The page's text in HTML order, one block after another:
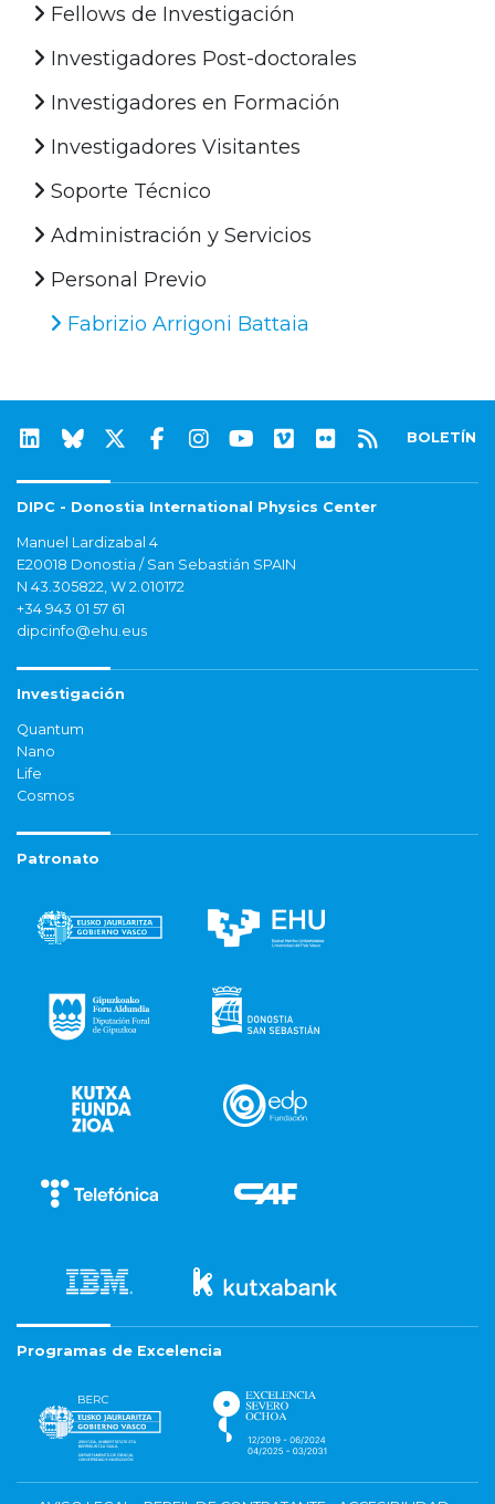
Fellows de Investigación
Investigadores Post-doctorales
Investigadores en Formación
Investigadores Visitantes
Soporte Técnico
Administración y Servicios
Personal Previo
Fabrizio Arrigoni Battaia
BOLETÍN
DIPC - Donostia International Physics Center
Manuel Lardizabal 4
E20018 Donostia / San Sebastián SPAIN
N 43.305822, W 2.010172
+34 943 01 57 61
dipcinfo@ehu.eus
Investigación
Quantum
Nano
Life
Cosmos
Patronato
Programas de Excelencia